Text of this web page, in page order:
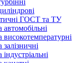
ГОСТ та ТУ